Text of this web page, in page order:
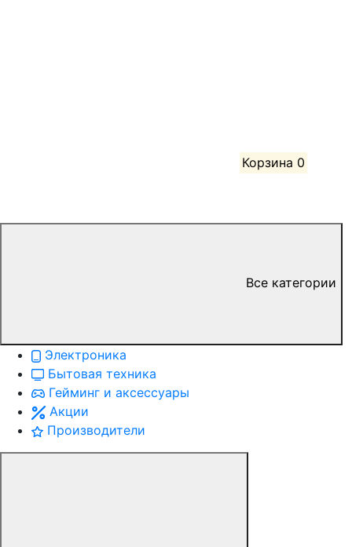
Корзина 0
Все категории
Электроника
Бытовая техника
Гейминг и аксессуары
Акции
Производители